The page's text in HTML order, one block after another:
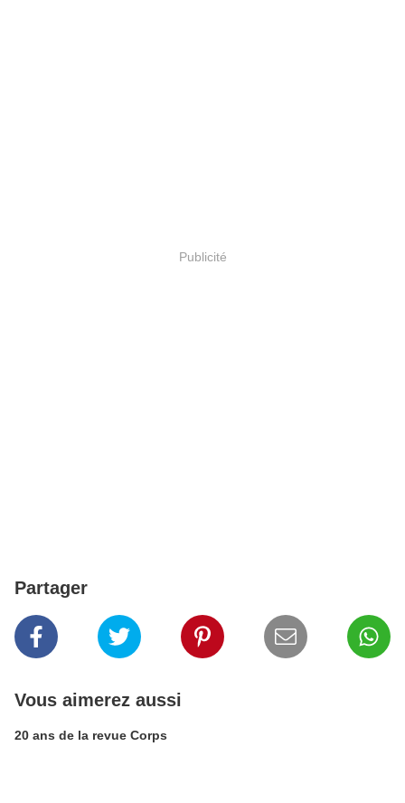
Publicité
Partager
Vous aimerez aussi
20 ans de la revue Corps